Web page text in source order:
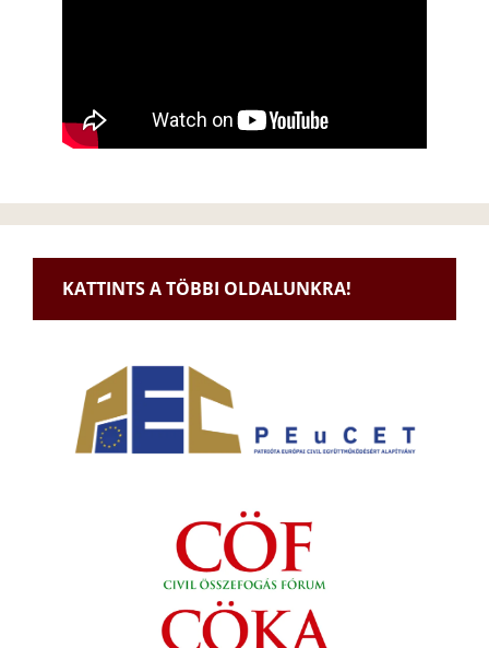
KATTINTS A TÖBBI OLDALUNKRA!